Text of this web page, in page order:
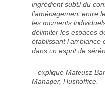
ingrédient subtil du
l’aménagement entre
les moments
délimiter les espaces
établissant l’ambiance
dans un esprit de
– explique Mateusz
Manager, Hushoffice.